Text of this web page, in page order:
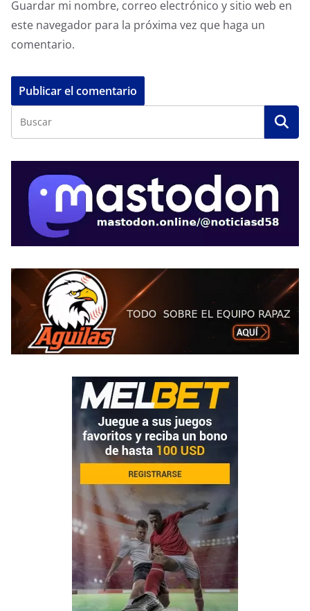
Guardar mi nombre, correo electrónico y sitio web en
este navegador para la próxima vez que haga un
comentario.